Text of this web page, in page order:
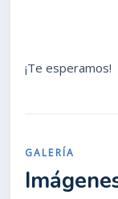
¡Te esperamos!
GALERÍA